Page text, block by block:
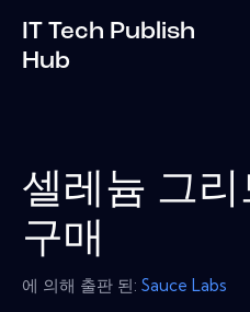
IT Tech Publish
Hub
셀레늄 그리
구매
에 의해 출판 된: Sauce Labs